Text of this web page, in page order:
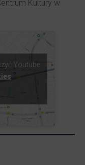
Kultury w
Youtube